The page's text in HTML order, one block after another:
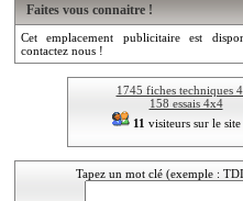
Faites vous connaitre !
Cet emplacement publicitaire est
contactez nous !
1745 fiches techniques
158 essais 4x4
11 visiteurs sur le site
Tapez un mot clé (exemple :